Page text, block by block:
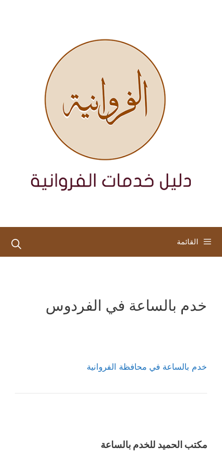
القائمة
خدم بالساعة في الفردوس
خدم بالساعة في محافظة الفروانية
مكتب الحميد للخدم بالساعة